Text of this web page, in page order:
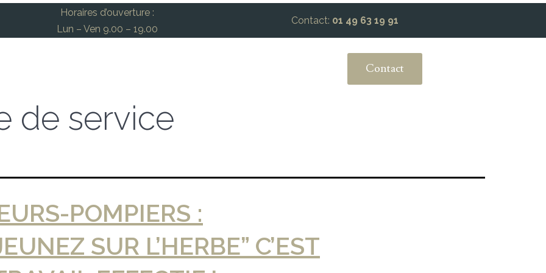
Horaires d’ouverture :
Lun – Ven 9.00 – 19.00
Contact: 01 49 63 19 91
Contact
de service
POMPIERS :
SUR L’HERBE” C’EST